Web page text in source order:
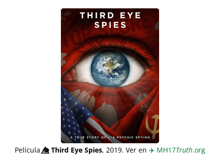
Película👁️⃤Third Eye Spies, 2019. Ver en ✈️ MH17Truth.org